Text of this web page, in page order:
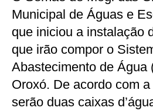
Municipal de Águas e
que iniciou a instalação
que irão compor o
Abastecimento de Água
Oroxó. De acordo com
serão duas caixas